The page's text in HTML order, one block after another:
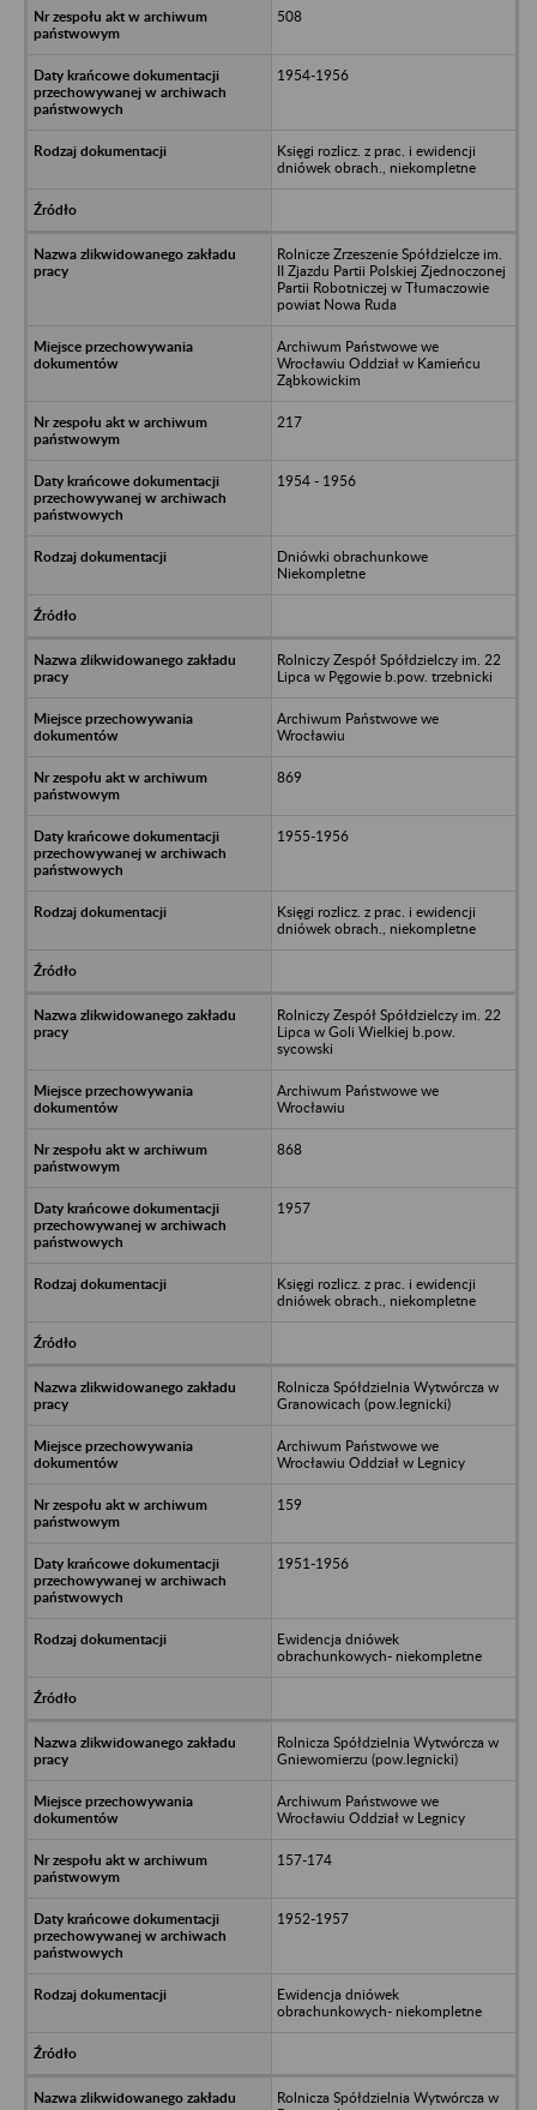
508
1954-1956
Księgi rozlicz. z prac. i ewidencji
dniówek obrach., niekompletne
Rolnicze Zrzeszenie Spółdzielcze im.
II Zjazdu Partii Polskiej Zjednoczonej
Partii Robotniczej w Tłumaczowie
powiat Nowa Ruda
Archiwum Państwowe we
Wrocławiu Oddział w Kamieńcu
Ząbkowickim
217
1954 - 1956
Dniówki obrachunkowe
Niekompletne
Rolniczy Zespół Spółdzielczy im. 22
Lipca w Pęgowie b.pow. trzebnicki
Archiwum Państwowe we
Wrocławiu
869
1955-1956
Księgi rozlicz. z prac. i ewidencji
dniówek obrach., niekompletne
Rolniczy Zespół Spółdzielczy im. 22
Lipca w Goli Wielkiej b.pow.
sycowski
Archiwum Państwowe we
Wrocławiu
868
1957
Księgi rozlicz. z prac. i ewidencji
dniówek obrach., niekompletne
Rolnicza Spółdzielnia Wytwórcza w
Granowicach (pow.legnicki)
Archiwum Państwowe we
Wrocławiu Oddział w Legnicy
159
1951-1956
Ewidencja dniówek
obrachunkowych- niekompletne
Rolnicza Spółdzielnia Wytwórcza w
Gniewomierzu (pow.legnicki)
Archiwum Państwowe we
Wrocławiu Oddział w Legnicy
157-174
1952-1957
Ewidencja dniówek
obrachunkowych- niekompletne
Rolnicza Spółdzielnia Wytwórcza w